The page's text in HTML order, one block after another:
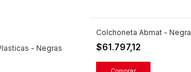
- Negras
Colchoneta Abmat - Negra
$61.797,12